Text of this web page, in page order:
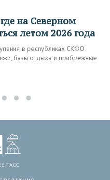
летом 2026 года
в республиках СКФО.
базы отдыха и прибрежные
ТАСС